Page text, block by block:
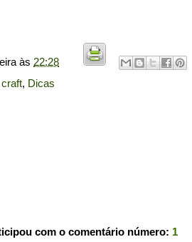
às 22:28
craft, Dicas
com o comentário número: 1